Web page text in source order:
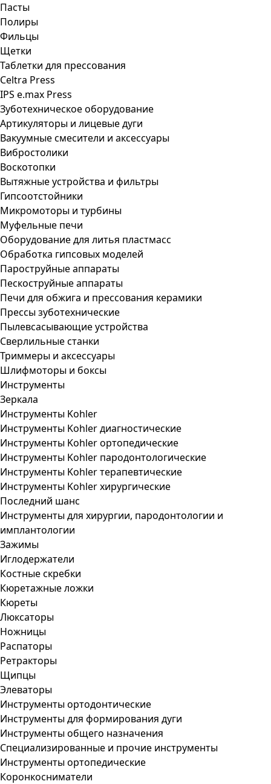
Пасты
Полиры
Фильцы
Щетки
Таблетки для прессования
Celtra Press
IPS e.max Press
Зуботехническое оборудование
Артикуляторы и лицевые дуги
Вакуумные смесители и аксессуары
Вибростолики
Воскотопки
Вытяжные устройства и фильтры
Гипсоотстойники
Микромоторы и турбины
Муфельные печи
Оборудование для литья пластмасс
Обработка гипсовых моделей
Пароструйные аппараты
Пескоструйные аппараты
Печи для обжига и прессования керамики
Прессы зуботехнические
Пылевсасывающие устройства
Сверлильные станки
Триммеры и аксессуары
Шлифмоторы и боксы
Инструменты
Зеркала
Инструменты Kohler
Инструменты Kohler диагностические
Инструменты Kohler ортопедические
Инструменты Kohler пародонтологические
Инструменты Kohler терапевтические
Инструменты Kohler хирургические
Последний шанс
Инструменты для хирургии, пародонтологии и
имплантологии
Зажимы
Иглодержатели
Костные скребки
Кюретажные ложки
Кюреты
Люксаторы
Ножницы
Распаторы
Ретракторы
Щипцы
Элеваторы
Инструменты ортодонтические
Инструменты для формирования дуги
Инструменты общего назначения
Специализированные и прочие инструменты
Инструменты ортопедические
Коронкосниматели